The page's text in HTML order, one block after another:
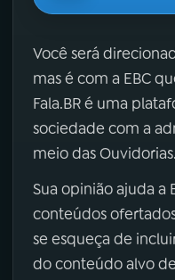
Você será
mas é com a EBC
Fala.BR é uma
sociedade com a
meio das Ouvidorias.
Sua opinião ajuda a
conteúdos
se esqueça de
do conteúdo alvo